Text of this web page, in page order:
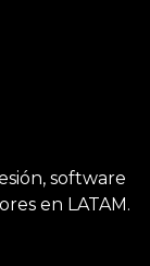
software
en LATAM.